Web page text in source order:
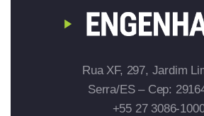
Rua XF, 297, Jardim
Serra/ES – Cep:
+55 27 3086-